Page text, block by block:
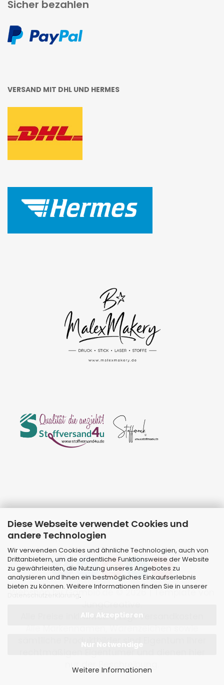
Diese Webseite verwendet Cookies und
andere Technologien
Wir verwenden Cookies und ähnliche Technologien, auch von
Drittanbietern, um die ordentliche Funktionsweise der Website
zu gewährleisten, die Nutzung unseres Angebotes zu
analysieren und Ihnen ein bestmögliches Einkaufserlebnis
bieten zu können. Weitere Informationen finden Sie in unserer
.
Alle Akzeptieren
Nur Notwendige
Weitere Informationen
Sicher bezahlen
VERSAND MIT DHL UND HERMES
Webshopby Gambio.de © 2026 | Template von
Alle Preise inkl. MwSt. & zzgl. Versandkosten
sämtliche Produktbilder sind Eigentum Ihrer
nur der Beschreibung.